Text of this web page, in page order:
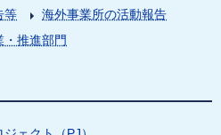
等
海外事業所の活動報告
・推進部門